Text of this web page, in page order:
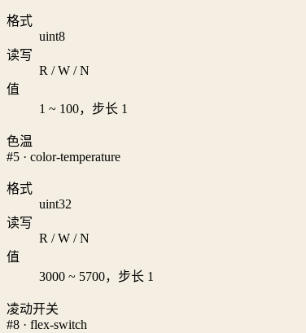
格式
uint8
读写
R / W / N
值
1 ~ 100，步长 1
色温
#5 · color-temperature
格式
uint32
读写
R / W / N
值
3000 ~ 5700，步长 1
凌动开关
#8 · flex-switch